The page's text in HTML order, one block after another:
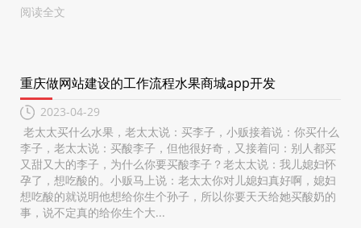
阅读全文
重庆做网站建设的工作流程水果商城app开发
2023-04-29
老太太买什么水果，老太太说：买李子，小贩接着说：你买什么
李子，老太太说：买酸李子，但他很好奇，又接着问：别人都买
又甜又大的李子，为什么你要买酸李子？老太太说：我儿媳妇怀
孕了，想吃酸的。小贩马上说：老太太你对儿媳妇真好啊，媳妇
想吃酸的就说明他想给你生个孙子，所以你要天天给她买酸奶的
事，说不定真的给你生个大...